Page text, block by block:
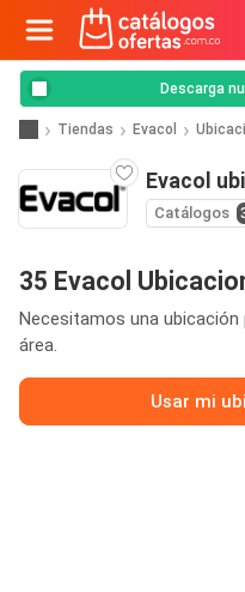
Descarga
Tiendas Evacol
Evacol
Catálogos
35 Evacol
Necesitamos una
área.
Usar mi